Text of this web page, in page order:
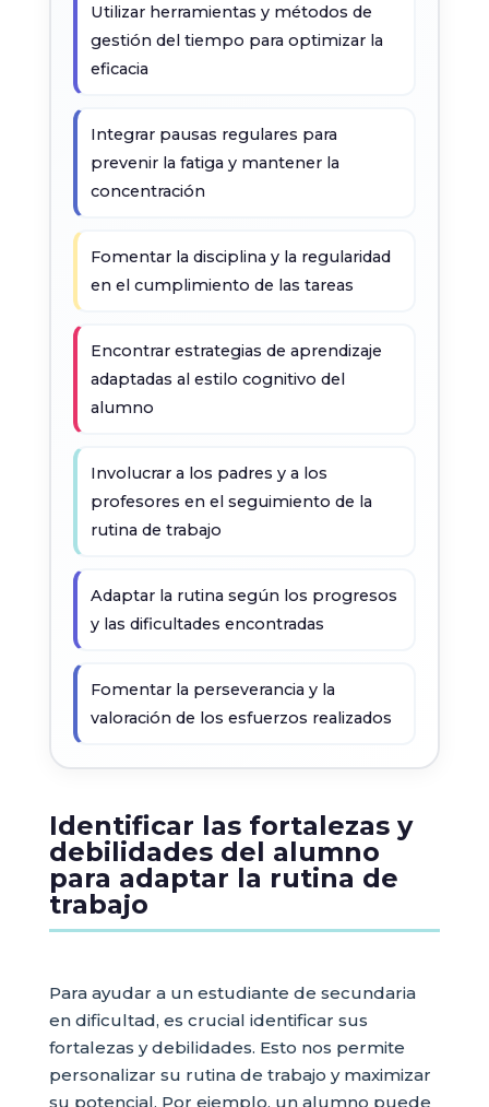
Utilizar herramientas y métodos de
gestión del tiempo para optimizar la
eficacia
Integrar pausas regulares para
prevenir la fatiga y mantener la
concentración
Fomentar la disciplina y la regularidad
en el cumplimiento de las tareas
Encontrar estrategias de aprendizaje
adaptadas al estilo cognitivo del
alumno
Involucrar a los padres y a los
profesores en el seguimiento de la
rutina de trabajo
Adaptar la rutina según los progresos
y las dificultades encontradas
Fomentar la perseverancia y la
valoración de los esfuerzos realizados
Identificar las fortalezas y
debilidades del alumno
para adaptar la rutina de
trabajo
Para ayudar a un estudiante de secundaria
en dificultad, es crucial identificar sus
fortalezas y debilidades. Esto nos permite
personalizar su rutina de trabajo y maximizar
su potencial. Por ejemplo, un alumno puede